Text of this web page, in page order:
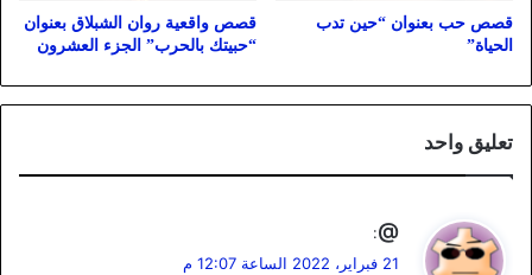
قصص حب بعنوان “حين تدب
الحياة”
قصص واقعية روان الشبلاق بعنوان
“حبيتك بالحرب” الجزء العشرون
تعليق واحد
ي
@
:
21 فبراير، 2022 الساعة 12:07 م